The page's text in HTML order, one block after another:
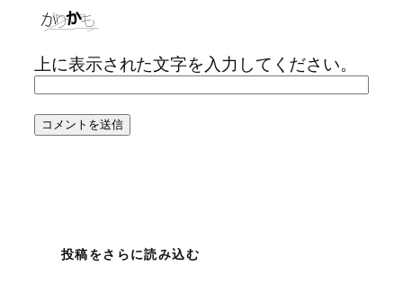
上に表示された文字を入力してください。
投稿をさらに読み込む